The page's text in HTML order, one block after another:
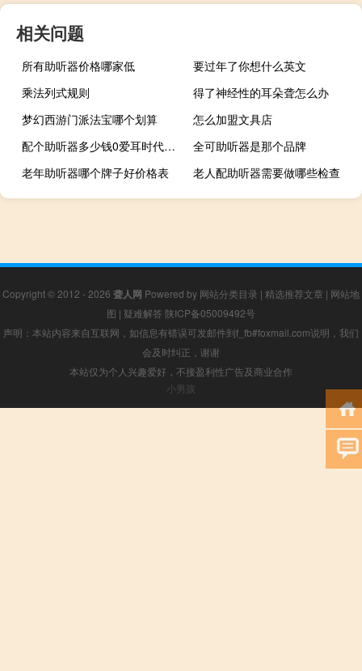
相关问题
所有助听器价格哪家低
要过年了你想什么英文
乘法列式规则
得了神经性的耳朵聋怎么办
梦幻西游门派法宝哪个划算
怎么加盟文具店
配个助听器多少钱0爱耳时代官网
全可助听器是那个品牌
老年助听器哪个牌子好价格表
老人配助听器需要做哪些检查
Copyright © 2012 - 2026 聋人网 Powered by 网站分类目录 | 精选推荐文章 | 网站地
图 | 疑难解答 陕ICP备05009492号
声明：本站内容来自互联网，如信息有错误可发邮件到f_fb#foxmail.com说明，我们
会及时纠正，谢谢
本站仅为个人兴趣爱好，不接盈利性广告及商业合作
小男孩